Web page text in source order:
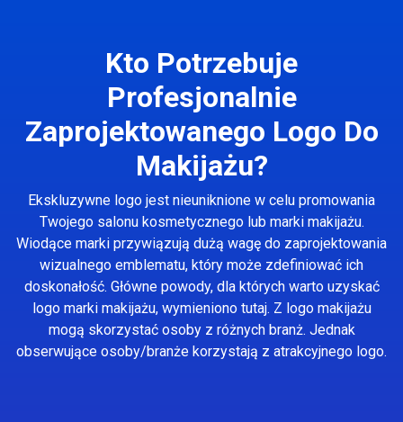
Kto Potrzebuje
Profesjonalnie
Zaprojektowanego Logo Do
Makijażu?
Ekskluzywne logo jest nieuniknione w celu promowania
Twojego salonu kosmetycznego lub marki makijażu.
Wiodące marki przywiązują dużą wagę do zaprojektowania
wizualnego emblematu, który może zdefiniować ich
doskonałość. Główne powody, dla których warto uzyskać
logo marki makijażu, wymieniono tutaj. Z logo makijażu
mogą skorzystać osoby z różnych branż. Jednak
obserwujące osoby/branże korzystają z atrakcyjnego logo.